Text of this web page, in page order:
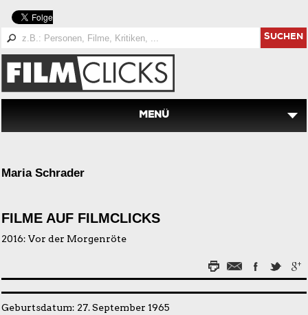
SUCHEN
MENÜ
Maria Schrader
FILME AUF FILMCLICKS
2016: Vor der Morgenröte
Geburtsdatum: 27. September 1965